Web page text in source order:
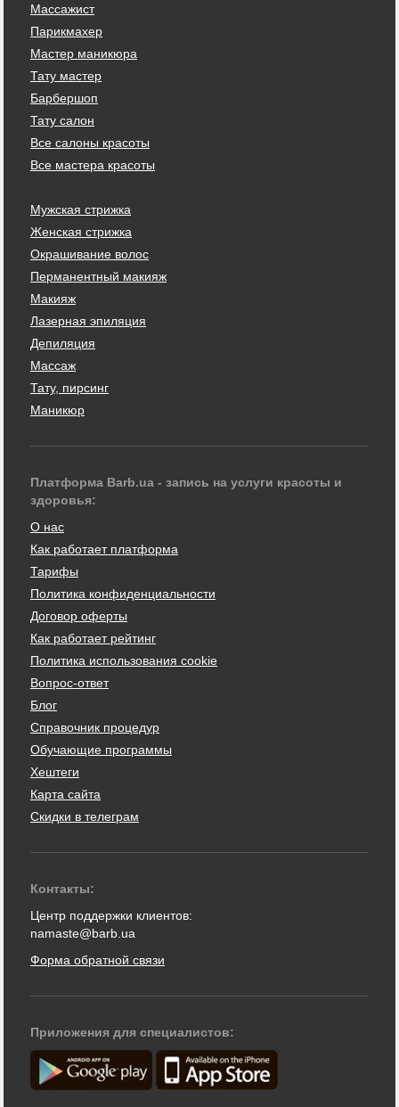
Массажист
Парикмахер
Мастер маникюра
Тату мастер
Барбершоп
Тату салон
Все салоны красоты
Все мастера красоты
Мужская стрижка
Женская стрижка
Окрашивание волос
Перманентный макияж
Макияж
Лазерная эпиляция
Депиляция
Массаж
Тату, пирсинг
Маникюр
Платформа Barb.ua - запись на услуги красоты и
здоровья:
О нас
Как работает платформа
Тарифы
Политика конфиденциальности
Договор оферты
Как работает рейтинг
Политика использования cookie
Вопрос-ответ
Блог
Справочник процедур
Обучающие программы
Хештеги
Карта сайта
Скидки в телеграм
Контакты:
Центр поддержки клиентов:
namaste@barb.ua
Форма обратной связи
Приложения для специалистов: